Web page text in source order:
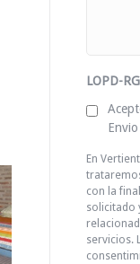
LOPD-
En
con la
solicitado
servicios.